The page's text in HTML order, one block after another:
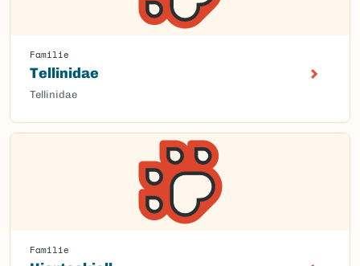
Familie
Tellinidae
Tellinidae
Familie